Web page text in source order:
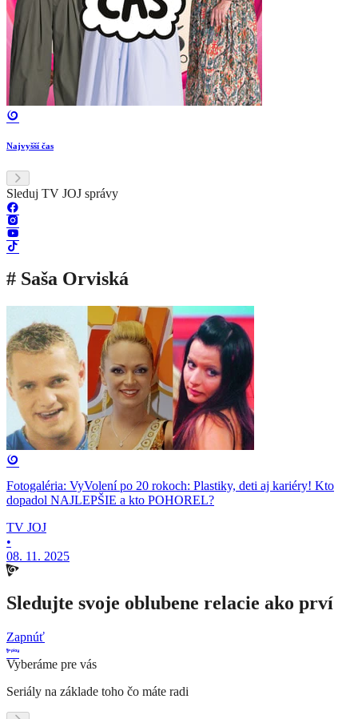
Najvyšší čas
Sleduj TV JOJ správy
# Saša Orviská
Fotogaléria: VyVolení po 20 rokoch: Plastiky, deti aj kariéry! Kto
dopadol NAJLEPŠIE a kto POHOREL?
TV JOJ
•
08. 11. 2025
Sledujte svoje oblubene relacie ako prví
Zapnúť
Vyberáme pre vás
Seriály na základe toho čo máte radi